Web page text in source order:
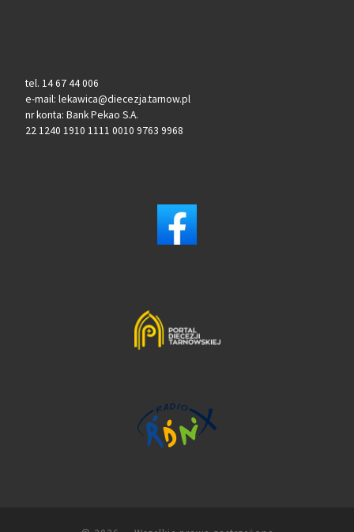
tel. 14 67 44 006
e-mail: lekawica@diecezja.tarnow.pl
nr konta: Bank Pekao S.A.
22 1240 1910 1111 0010 9763 9968